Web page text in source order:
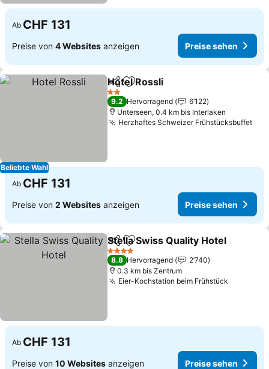
Ab CHF 131
Preise von 4 Websites anzeigen Preise sehen
Beliebte Wahl
TeilenZu Favoriten hinzufügen
Hotel Rossli
2 Sterne
9.2 Hervorragend
6’122
Unterseen, 0.4 km bis Interlaken
Herzhaftes Schweizer Frühstücksbuffet
Ab CHF 131
Preise von 2 Websites anzeigen Preise sehen
TeilenZu Favoriten hinzufügen
Stella Swiss Quality Hotel
4 Sterne
8.8 Hervorragend
2’740
0.3 km bis Zentrum
Eier-Kochstation beim Frühstück
Ab CHF 131
Preise von 10 Websites anzeigen Preise sehen